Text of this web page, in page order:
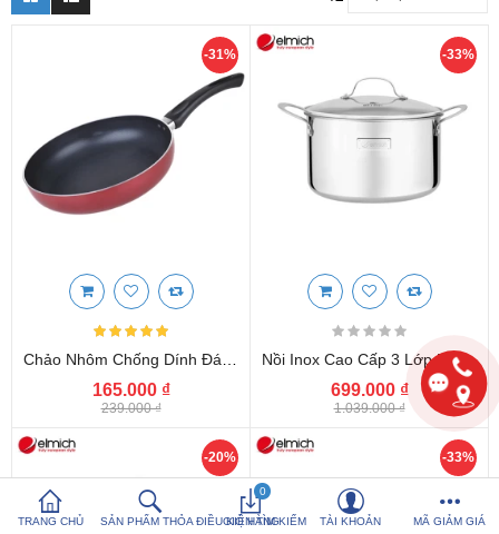
Tin tức
phẩm (%s)
Yêu thích (0)
0816 505 655
Tải App SanHangRe nhận Quà
TRANG CHỦ SẢN PHẨM THỎA ĐIỀU KIỆN TÌM KIẾM
0
GIỎ HÀNG TÀI KHOẢN MÃ GIẢM GIÁ
-31%
165.000 ₫
239.000 ₫
-33%
Nồi Inox Cao Cấp 3 Lớp Đáy Liền Elmich Tri-Max 18cm EL3732
699.000 ₫
1.039.000 ₫
-20% -33%